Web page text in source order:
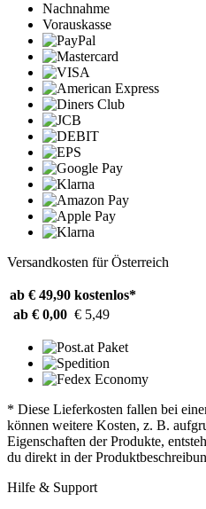
Nachnahme
Vorauskasse
Versandkosten für Österreich
ab € 49,90 kostenlos*
ab € 0,00 € 5,49
* Diese Lieferkosten fallen bei
können weitere Kosten, z. B.
Eigenschaften der Produkte,
du direkt in der
Hilfe & Support